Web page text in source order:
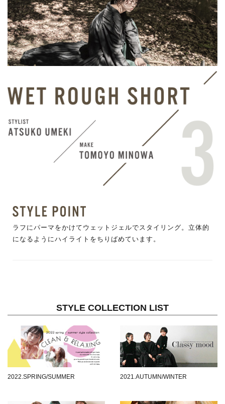
ラフにパーマをかけてウェットジェルでスタイリング。立体的
になるようにハイライトをちりばめています。
STYLE COLLECTION LIST
2022.SPRING/SUMMER 2021.AUTUMN/WINTER